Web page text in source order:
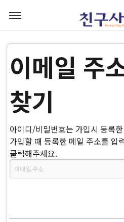
이메일 주
찾기
아이디/비밀번호는 가입시 등록
가입할 때 등록한 메일 주소를
클릭해주세요.